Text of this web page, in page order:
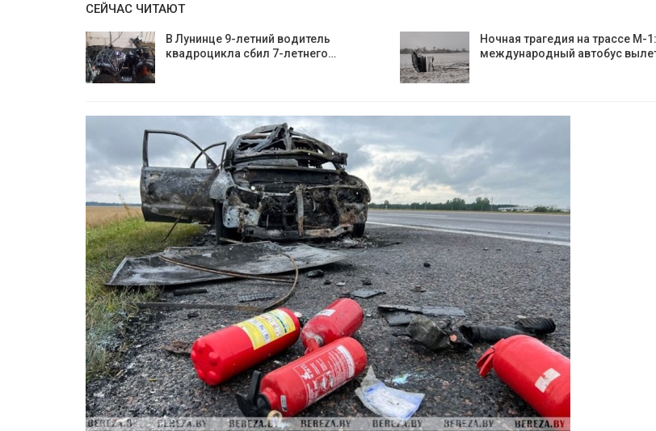
СЕЙЧАС ЧИТАЮТ
В Лунинце 9-летний водитель
квадроцикла сбил 7-летнего…
Ночная трагедия на трассе М-1:
международный автобус